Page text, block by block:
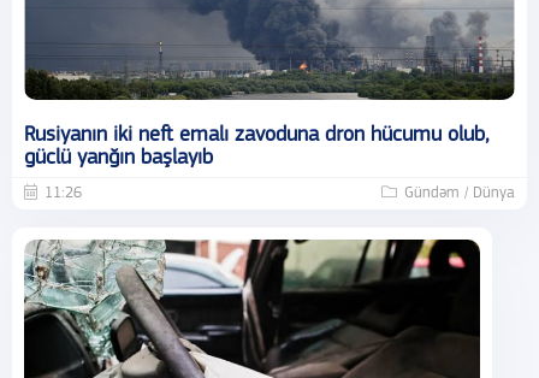
Rusiyanın iki neft emalı zavoduna dron hücumu olub,
güclü yanğın başlayıb
11:26 Gündəm / Dünya